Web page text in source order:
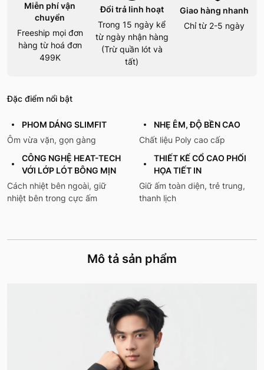
Miễn phí vận
chuyển
Freeship mọi đơn
hàng từ hoá đơn
499K
Đổi trả linh hoạt
Trong 15 ngày kể
từ ngày nhận hàng
(Trừ quần lót và
tất)
Giao hàng nhanh
Chỉ từ 2-5 ngày
Đặc điểm nổi bật
PHOM DÁNG SLIMFIT
Ôm vừa vặn, gọn gàng
NHẸ ÊM, ĐỘ BỀN CAO
Chất liệu Poly cao cấp
CÔNG NGHỆ HEAT-TECH
VỚI LỚP LÓT BÔNG MỊN
Cách nhiệt bên ngoài, giữ
nhiệt bên trong cực ấm
THIẾT KẾ CỔ CAO PHỐI
HỌA TIẾT IN
Giữ ấm toàn diện, trẻ trung,
thanh lịch
Mô tả sản phẩm